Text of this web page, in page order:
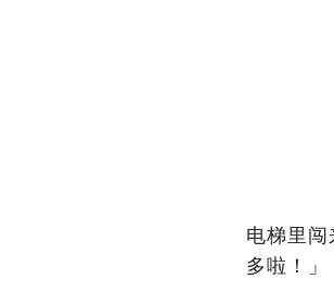
电梯里
多啦！」